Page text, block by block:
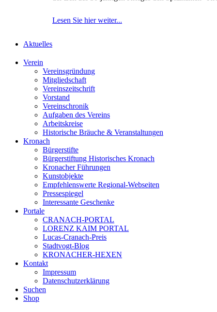
Lesen Sie hier weiter...
Aktuelles
Verein
Vereinsgründung
Mitgliedschaft
Vereinszeitschrift
Vorstand
Vereinschronik
Aufgaben des Vereins
Arbeitskreise
Historische Bräuche & Veranstaltungen
Kronach
Bürgerstifte
Bürgerstiftung Historisches Kronach
Kronacher Führungen
Kunstobjekte
Empfehlenswerte Regional-Webseiten
Pressespiegel
Interessante Geschenke
Portale
CRANACH-PORTAL
LORENZ KAIM PORTAL
Lucas-Cranach-Preis
Stadtvogt-Blog
KRONACHER-HEXEN
Kontakt
Impressum
Datenschutzerklärung
Suchen
Shop